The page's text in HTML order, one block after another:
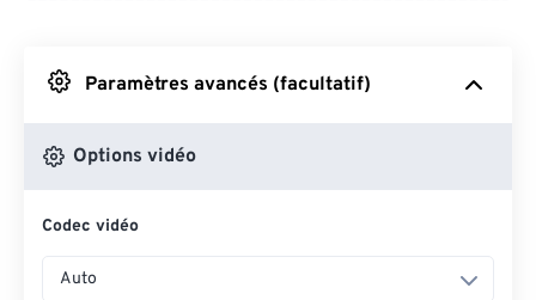
Depuis Google Drive
Depuis OneDrive
Paramètres avancés (facultatif)
Options vidéo
Codec vidéo
Auto